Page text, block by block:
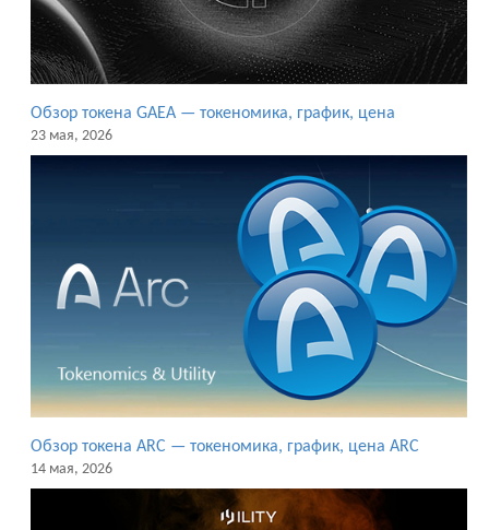
Обзор токена GAEA — токеномика, график, цена
23 мая, 2026
Обзор токена ARC — токеномика, график, цена ARC
14 мая, 2026